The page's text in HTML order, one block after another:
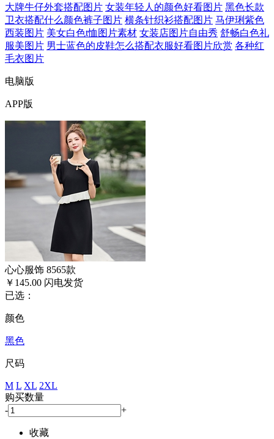
大牌牛仔外套搭配图片 女装年轻人的颜色好看图片 黑色长款
卫衣搭配什么颜色裤子图片 横条针织衫搭配图片 马伊琍紫色
西装图片 美女白色t恤图片素材 女装店图片自由秀 舒畅白色礼
服美图片 男士蓝色的皮鞋怎么搭配衣服好看图片欣赏 各种红
毛衣图片
电脑版
APP版
心心服饰 8565款
￥145.00 闪电发货
已选：
颜色
黑色
尺码
M L XL 2XL
购买数量
-
+
收藏